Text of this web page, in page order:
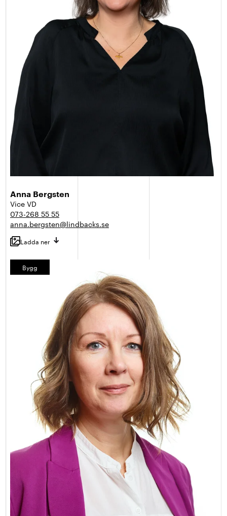
Anna Bergsten
Vice VD
073-268 55 55
anna.bergsten@lindbacks.se
Ladda ner
Bygg